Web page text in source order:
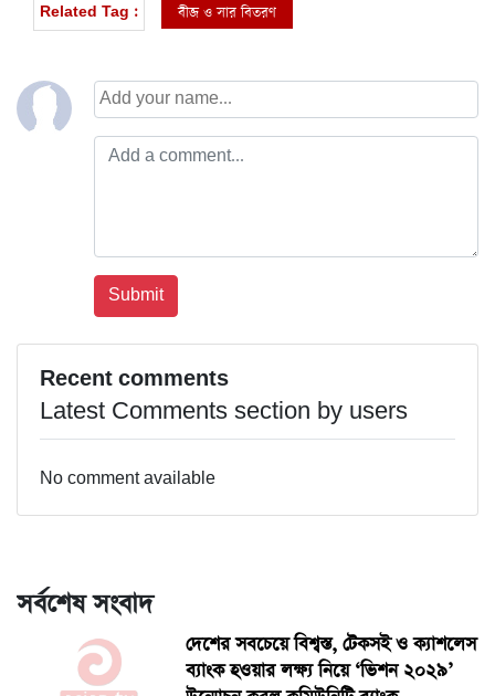
Related Tag : বীজ ও সার বিতরণ
Recent comments
Latest Comments section by users
No comment available
সর্বশেষ সংবাদ
দেশের সবচেয়ে বিশ্বস্ত, টেকসই ও ক্যাশলেস
ব্যাংক হওয়ার লক্ষ্য নিয়ে ‘ভিশন ২০২৯’